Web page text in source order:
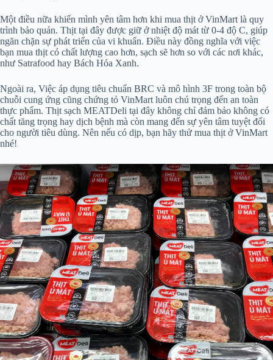
Một điều nữa khiến mình yên tâm hơn khi mua thịt ở VinMart là quy
trình bảo quản. Thịt tại đây được giữ ở nhiệt độ mát từ 0-4 độ C, giúp
ngăn chặn sự phát triển của vi khuẩn. Điều này đồng nghĩa với việc
bạn mua thịt có chất lượng cao hơn, sạch sẽ hơn so với các nơi khác,
như Satrafood hay Bách Hóa Xanh.
Ngoài ra, Việc áp dụng tiêu chuẩn BRC và mô hình 3F trong toàn bộ
chuỗi cung ứng cũng chứng tỏ VinMart luôn chú trọng đến an toàn
thực phẩm. Thịt sạch MEATDeli tại đây không chỉ đảm bảo không có
chất tăng trọng hay dịch bệnh mà còn mang đến sự yên tâm tuyệt đối
cho người tiêu dùng. Nên nếu có dịp, bạn hãy thử mua thịt ở VinMart
nhé!